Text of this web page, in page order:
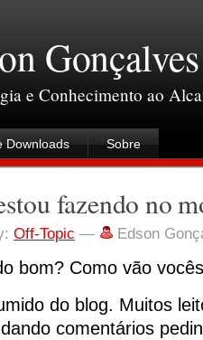
Gonçalves
e Conhecimento ao
Downloads Sobre
fazendo no
Off-Topic — Edson
bom? Como vão
do blog. Muitos
comentários